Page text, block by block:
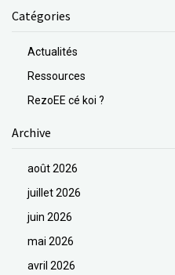
Catégories
Actualités
Ressources
RezoEE cé koi ?
Archive
août 2026
juillet 2026
juin 2026
mai 2026
avril 2026